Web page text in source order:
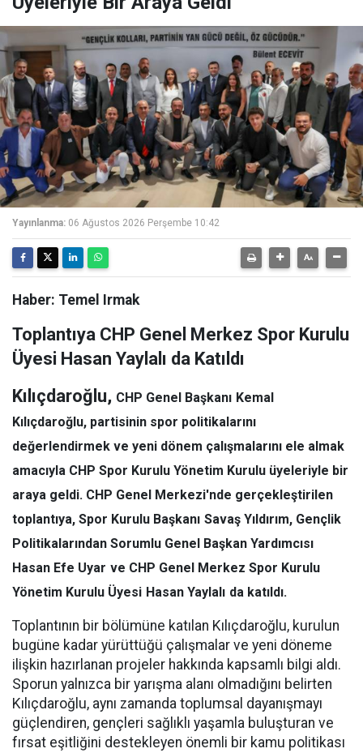
Yayınlanma: 06 Ağustos 2026 Perşembe 10:42
Haber: Temel Irmak
Toplantıya CHP Genel Merkez Spor Kurulu
Üyesi Hasan Yaylalı da Katıldı
Kılıçdaroğlu, CHP Genel Başkanı Kemal
Kılıçdaroğlu, partisinin spor politikalarını
değerlendirmek ve yeni dönem çalışmalarını ele almak
amacıyla CHP Spor Kurulu Yönetim Kurulu üyeleriyle bir
araya geldi. CHP Genel Merkezi'nde gerçekleştirilen
toplantıya, Spor Kurulu Başkanı Savaş Yıldırım, Gençlik
Politikalarından Sorumlu Genel Başkan Yardımcısı
Hasan Efe Uyar ve CHP Genel Merkez Spor Kurulu
Yönetim Kurulu Üyesi Hasan Yaylalı da katıldı.
Toplantının bir bölümüne katılan Kılıçdaroğlu, kurulun
bugüne kadar yürüttüğü çalışmalar ve yeni döneme
ilişkin hazırlanan projeler hakkında kapsamlı bilgi aldı.
Sporun yalnızca bir yarışma alanı olmadığını belirten
Kılıçdaroğlu, aynı zamanda toplumsal dayanışmayı
güçlendiren, gençleri sağlıklı yaşamla buluşturan ve
fırsat eşitliğini destekleyen önemli bir kamu politikası